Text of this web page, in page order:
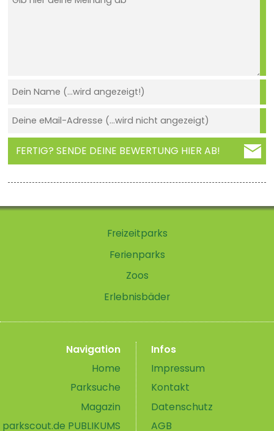
FERTIG? SENDE DEINE BEWERTUNG HIER AB!
Freizeitparks
Ferienparks
Zoos
Erlebnisbäder
Navigation
Home
Parksuche
Magazin
parkscout.de PUBLIKUMS
Infos
Impressum
Kontakt
Datenschutz
AGB